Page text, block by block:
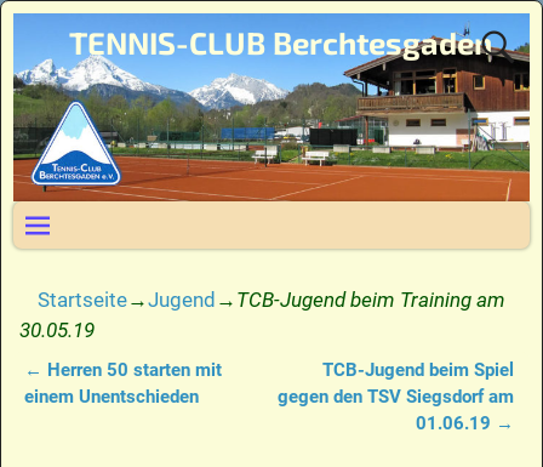
TENNIS-CLUB Berchtesgaden
Startseite→Jugend → TCB-Jugend beim Training am
30.05.19
Artikelnavigation
← Herren 50 starten mit
einem Unentschieden
TCB-Jugend beim Spiel
gegen den TSV Siegsdorf am
01.06.19 →